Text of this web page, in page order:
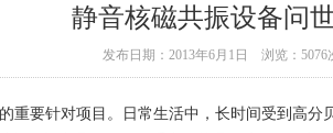
静音核磁共振设备问
发布日期：2013年6月1日 浏览：5076
重要针对项目。日常生活中，长时间受到高分